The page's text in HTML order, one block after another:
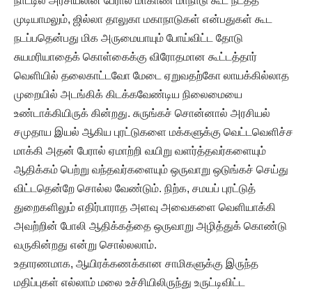
முடியாமலும், ஜில்லா தாலுகா மகாநாடுகள் என்பதுகள் கூட
நடப்பதென்பது மிக அருமையாயும் போய்விட்ட தோடு
சுயமரியாதைக் கொள்கைக்கு விரோதமான கூட்டத்தார்
வெளியில் தலைகாட்டவோ மேடை ஏறுவதற்கோ லாயக்கில்லாத
முறையில் அடங்கிக் கிடக்கவேண்டிய நிலைமையை
உண்டாக்கியிருக் கின்றது. சுருங்கச் சொன்னால் அரசியல்
சமுதாய இயல் ஆகிய புரட்டுகளை மக்களுக்கு வெட்டவெளிச்ச
மாக்கி அதன் பேரால் ஏமாற்றி வயிறு வளர்த்தவர்களையும்
ஆதிக்கம் பெற்று வந்தவர்களையும் ஒருவாறு ஒடுங்கச் செய்து
விட்டதென்றே சொல்ல வேண்டும். நிற்க, சமயப் புரட்டுத்
துறைகளிலும் எதிர்பாராத அளவு அவைகளை வெளியாக்கி
அவற்றின் போலி ஆதிக்கத்தை ஒருவாறு அழித்துக் கொண்டு
வருகின்றது என்று சொல்லலாம்.
உதாரணமாக, ஆயிரக்கணக்கான சாமிகளுக்கு இருந்த
மதிப்புகள் எல்லாம் மலை உச்சியிலிருந்து உருட்டிவிட்ட